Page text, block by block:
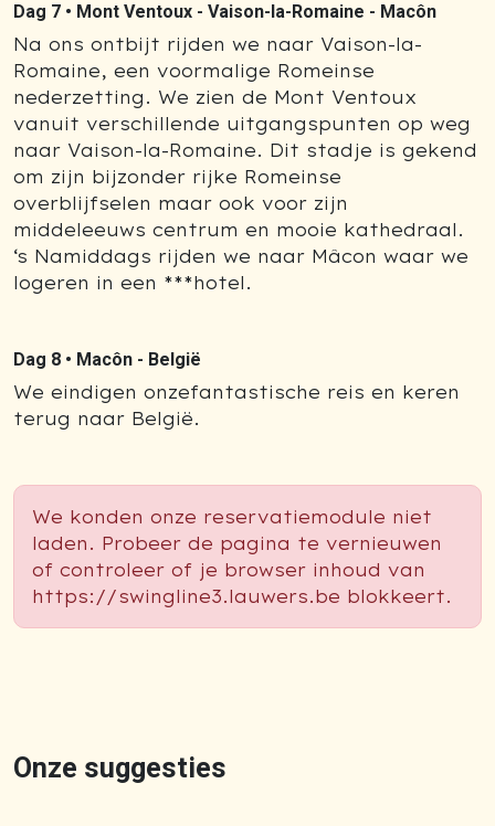
Dag 7 • Mont Ventoux - Vaison-la-Romaine - Macôn
Na ons ontbijt rijden we naar Vaison-la-
Romaine, een voormalige Romeinse
nederzetting. We zien de Mont Ventoux
vanuit verschillende uitgangspunten op weg
naar Vaison-la-Romaine. Dit stadje is gekend
om zijn bijzonder rijke Romeinse
overblijfselen maar ook voor zijn
middeleeuws centrum en mooie kathedraal.
‘s Namiddags rijden we naar Mâcon waar we
logeren in een ***hotel.
Dag 8 • Macôn - België
We eindigen onzefantastische reis en keren
terug naar België.
We konden onze reservatiemodule niet
laden. Probeer de pagina te vernieuwen
of controleer of je browser inhoud van
https://swingline3.lauwers.be blokkeert.
Onze suggesties